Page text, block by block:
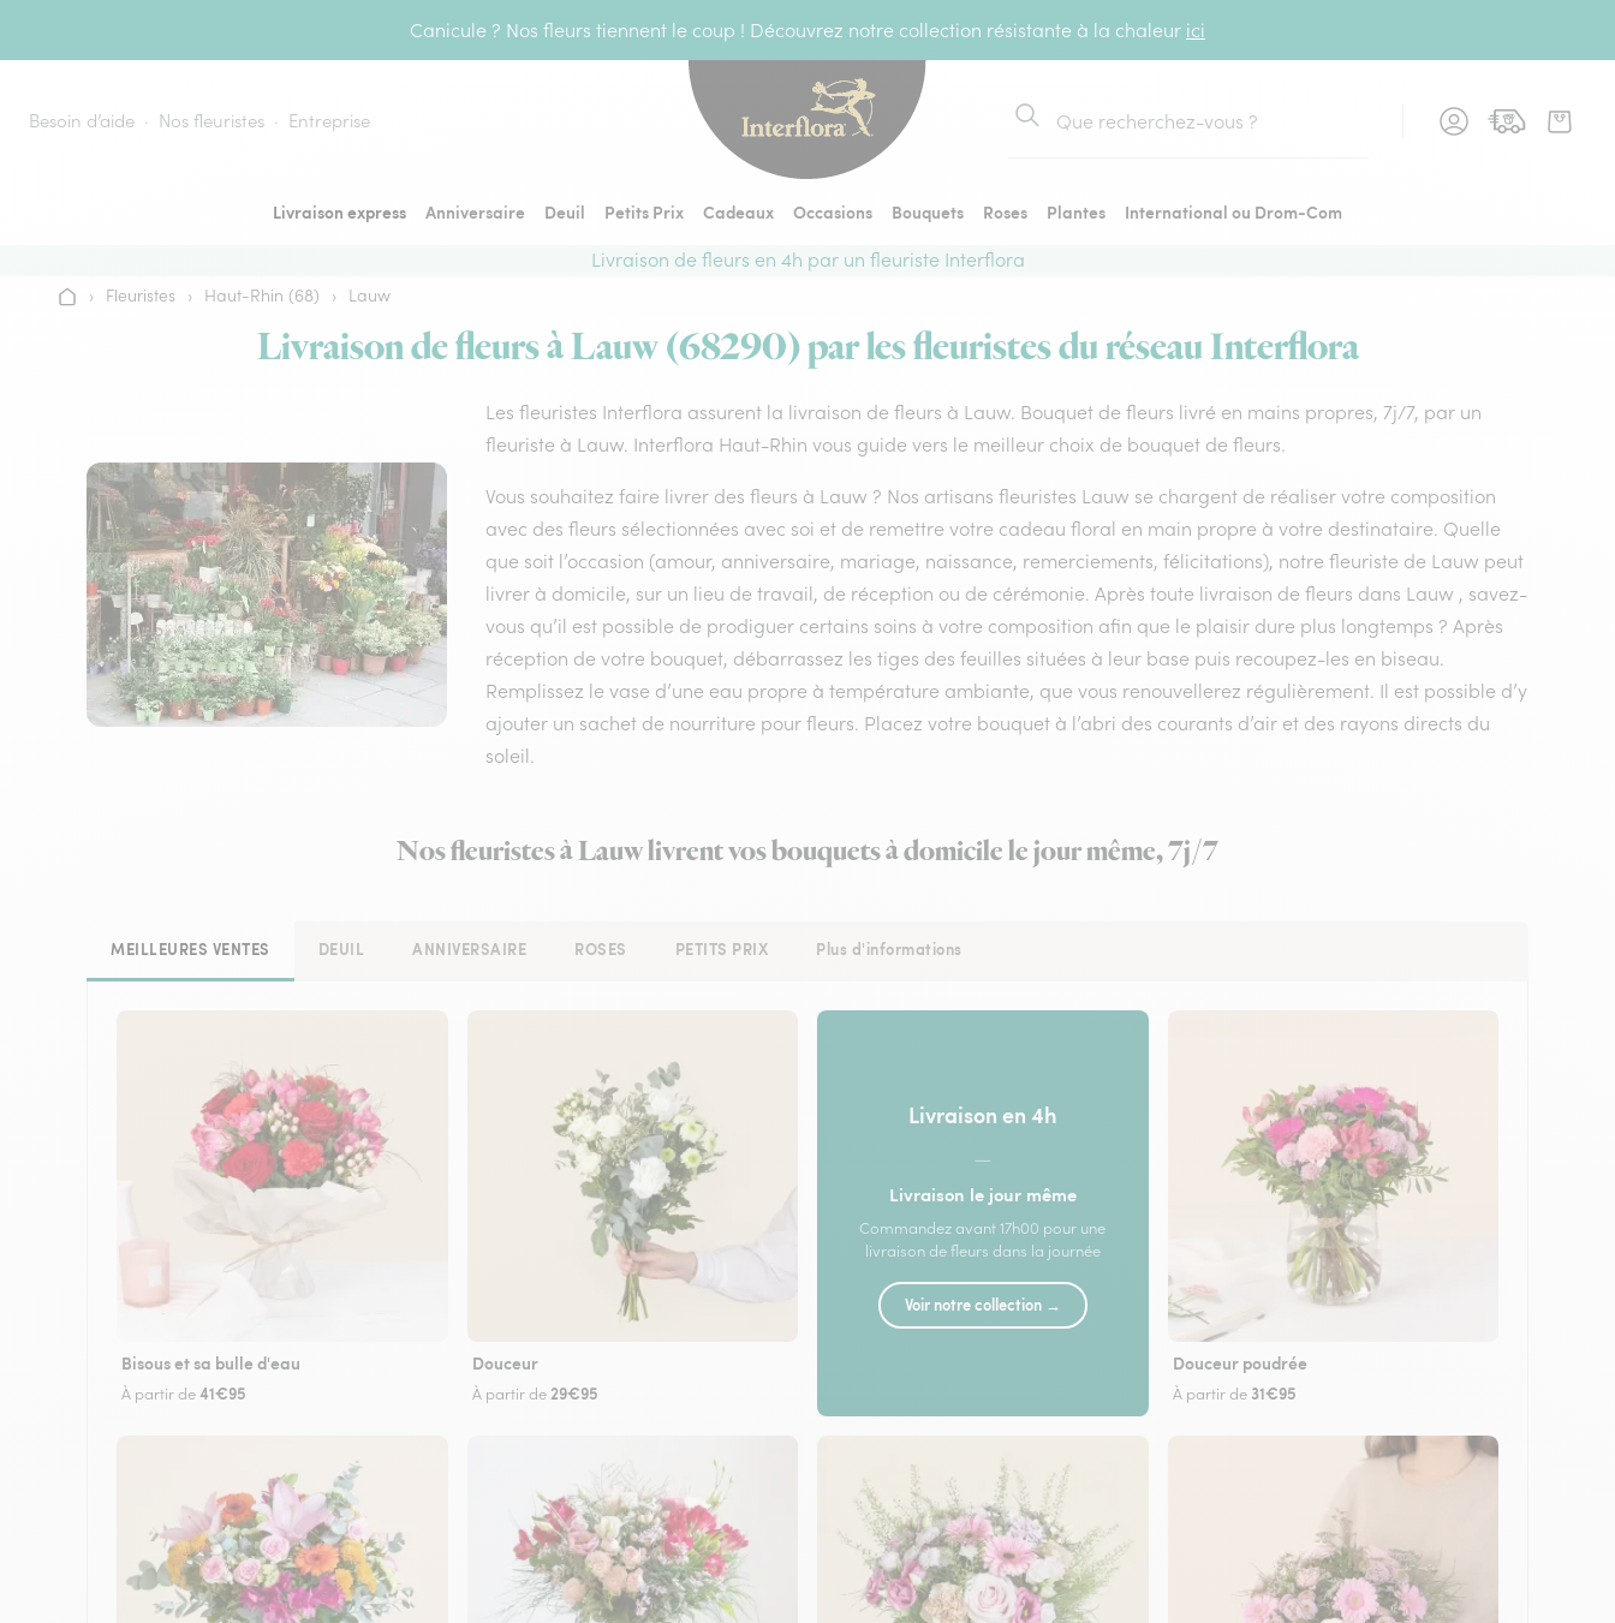
Canicule ? Nos fleurs tiennent le coup ! Découvrez notre collection résistante à la chaleur ici
Besoin d’aide Nos fleuristes Entreprise
Rechercher
Livraison express Anniversaire Deuil Petits Prix Cadeaux Occasions Bouquets Roses Plantes
International ou Drom-Com
Livraison de fleurs en 4h par un fleuriste Interflora
Accueil
› Fleuristes › Haut-Rhin (68) › Lauw
Livraison de fleurs à Lauw (68290) par les fleuristes du réseau Interflora
Les fleuristes Interflora assurent la livraison de fleurs à Lauw. Bouquet de fleurs livré en mains propres, 7j/7, par un
fleuriste à Lauw. Interflora Haut-Rhin vous guide vers le meilleur choix de bouquet de fleurs.
Vous souhaitez faire livrer des fleurs à Lauw ? Nos artisans fleuristes Lauw se chargent de réaliser votre composition
avec des fleurs sélectionnées avec soi et de remettre votre cadeau floral en main propre à votre destinataire. Quelle
que soit l’occasion (amour, anniversaire, mariage, naissance, remerciements, félicitations), notre fleuriste de Lauw peut
livrer à domicile, sur un lieu de travail, de réception ou de cérémonie. Après toute livraison de fleurs dans Lauw , savez-
vous qu’il est possible de prodiguer certains soins à votre composition afin que le plaisir dure plus longtemps ? Après
réception de votre bouquet, débarrassez les tiges des feuilles situées à leur base puis recoupez-les en biseau.
Remplissez le vase d’une eau propre à température ambiante, que vous renouvellerez régulièrement. Il est possible d’y
ajouter un sachet de nourriture pour fleurs. Placez votre bouquet à l’abri des courants d’air et des rayons directs du
soleil.
Nos fleuristes à Lauw livrent vos bouquets à domicile le jour même, 7j/7
MEILLEURES VENTES DEUIL ANNIVERSAIRE ROSES PETITS PRIX Plus d'informations
Bisous et sa bulle d'eau
À partir de41€95
Douceur
À partir de 29€95
Livraison en 4h
—
Livraison le jour même
Commandez avant 17h00 pour une
livraison de fleurs dans la journée
Voir notre collection →
Douceur poudrée
À partir de 31€95